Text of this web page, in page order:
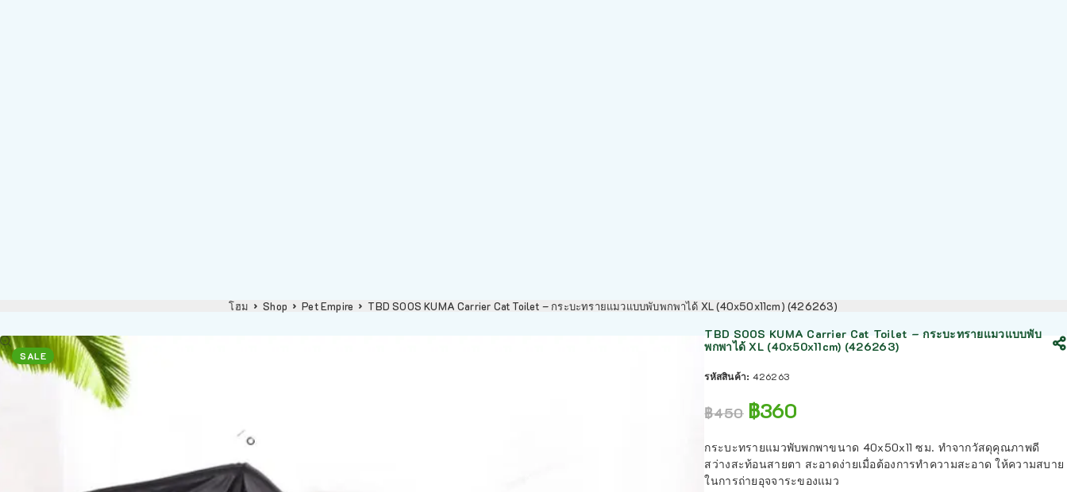
โฮม Shop Pet Empire TBD SOOS KUMA Carrier Cat Toilet – กระบะทรายแมวแบบพับพกพาได้ XL (40x50x11cm) (426263)
SALE
TBD SOOS KUMA Carrier Cat Toilet – กระบะทรายแมวแบบพับ
พกพาได้ XL (40x50x11cm) (426263)
รหัสสินค้า: 426263
฿450 ฿360
กระบะทรายแมวพับพกพาขนาด 40x50x11 ซม. ทำจากวัสดุคุณภาพดี
สว่างสะท้อนสายตา สะอาดง่ายเมื่อต้องการทำความสะอาด ให้ความสบาย
ในการถ่ายอุจจาระของแมว